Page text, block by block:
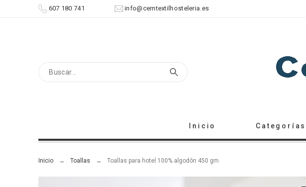
607 180 741 info@cemtextilhosteleria.es
Inicio Categorías
Inicio Toallas Toallas para hotel 100% algodón 450 gm